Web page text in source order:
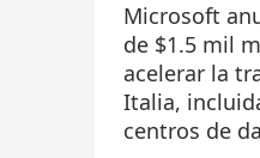
Microsoft
de $1.5 mil
acelerar la
Italia,
centros de